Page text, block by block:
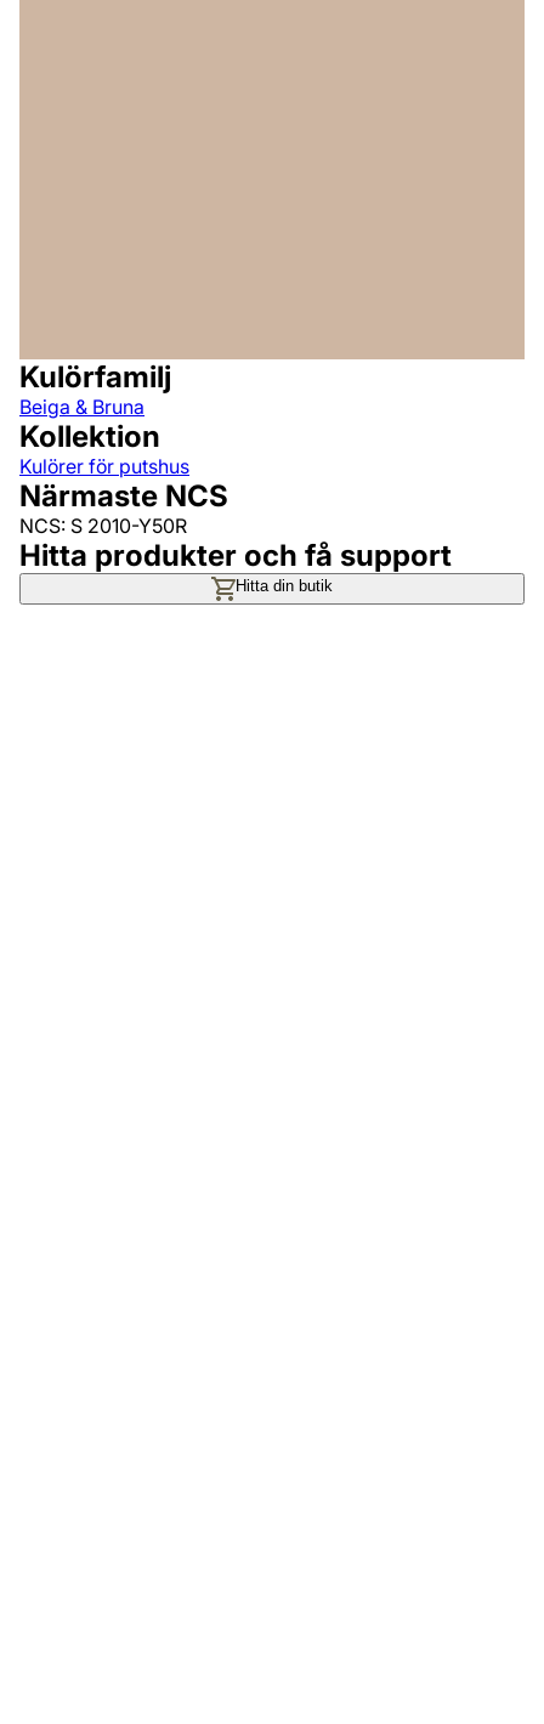
Kulörfamilj
Beiga & Bruna
Kollektion
Kulörer för putshus
Närmaste NCS
NCS: S 2010-Y50R
Hitta produkter och få support
Hitta din butik